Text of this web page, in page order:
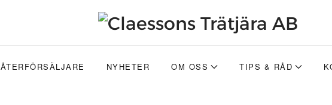
ÅTERFÖRSÄLJARE NYHETER OM OSS TIPS & RÅD